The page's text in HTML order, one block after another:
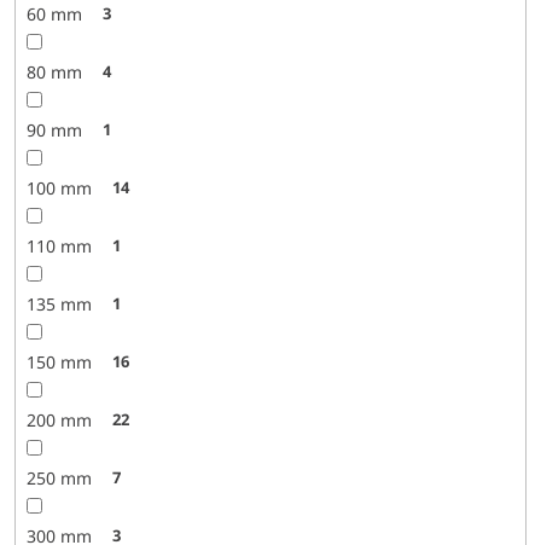
60 mm 3
80 mm 4
90 mm 1
100 mm 14
110 mm 1
135 mm 1
150 mm 16
200 mm 22
250 mm 7
300 mm 3